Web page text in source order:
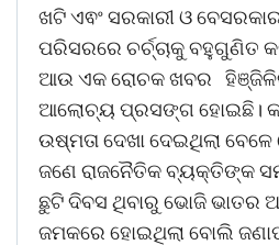
ଖଟି ଏଵଂ ସରକାରୀ ଓ
ପରିସରରେ ଚର୍ଚ୍ଚାକୁ ବହୁଗୁଣିତ
ଆଉ ଏକ ରୋଚକ ଖବର
ଆଲୋଚ୍ୟ ପ୍ରସଙ୍ଗ ହୋଇଛି।
ଉଷ୍ମତା ଦେଖା ଦେଇଥିଲା
ଜଣେ ରାଜନୈତିକ ବ୍ୟକ୍ତିଙ୍କ
ଛୁଟି ଦିବସ ଥିବାରୁ ଭୋଜି ଭାତର
ଜମକରେ ହୋଇଥିଲା ବୋଲି